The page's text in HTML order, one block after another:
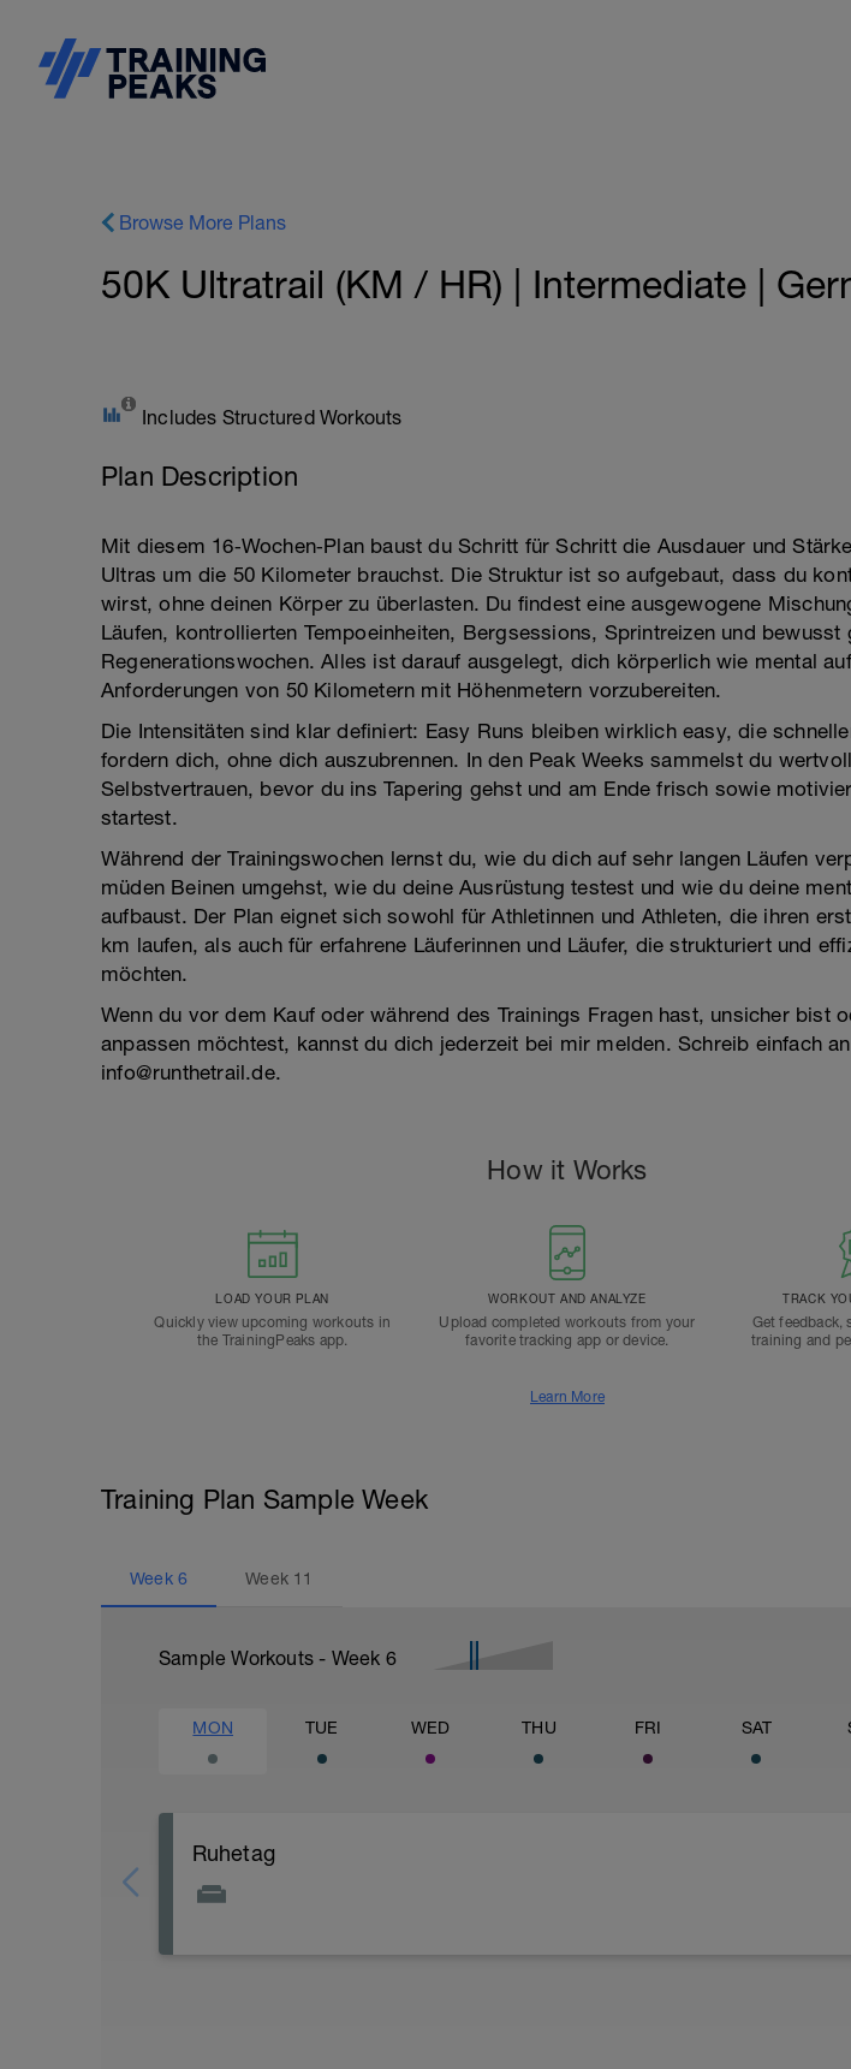
Browse More Plans
50K Ultratrail (KM / HR) | Intermediate |
Includes Structured Workouts
Plan Description
Mit diesem 16‑Wochen‑Plan baust du Schritt für Schritt die Ausdauer und
Ultras um die 50 Kilometer brauchst. Die Struktur ist so aufgebaut, dass du
wirst, ohne deinen Körper zu überlasten. Du findest eine ausgewogene
Läufen, kontrollierten Tempoeinheiten, Bergsessions, Sprintreizen und bewusst
Regenerationswochen. Alles ist darauf ausgelegt, dich körperlich wie mental
Anforderungen von 50 Kilometern mit Höhenmetern vorzubereiten.
Die Intensitäten sind klar definiert: Easy Runs bleiben wirklich easy, die
fordern dich, ohne dich auszubrennen. In den Peak Weeks sammelst du
Selbstvertrauen, bevor du ins Tapering gehst und am Ende frisch sowie
startest.
Während der Trainingswochen lernst du, wie du dich auf sehr langen Läufen
müden Beinen umgehst, wie du deine Ausrüstung testest und wie du deine
aufbaust. Der Plan eignet sich sowohl für Athletinnen und Athleten, die ihren
km laufen, als auch für erfahrene Läuferinnen und Läufer, die strukturiert und
möchten.
Wenn du vor dem Kauf oder während des Trainings Fragen hast, unsicher bist
anpassen möchtest, kannst du dich jederzeit bei mir melden. Schreib einfach an
info@runthetrail.de.
How it Works
LOAD YOUR PLAN
Quickly view upcoming workouts in
the TrainingPeaks app.
WORKOUT AND ANALYZE
Upload completed workouts from your
favorite tracking app or device.
TRACK
Get feedback,
training and
Learn More
Training Plan Sample Week
Week 6 Week 11
Sample Workouts - Week 6
MON TUE WED THU FRI SAT
Ruhetag